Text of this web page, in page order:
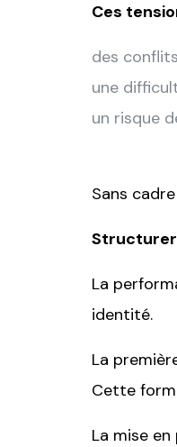
Ces
des
une
un risque
Sans
La
identité.
La
Cette
La mise